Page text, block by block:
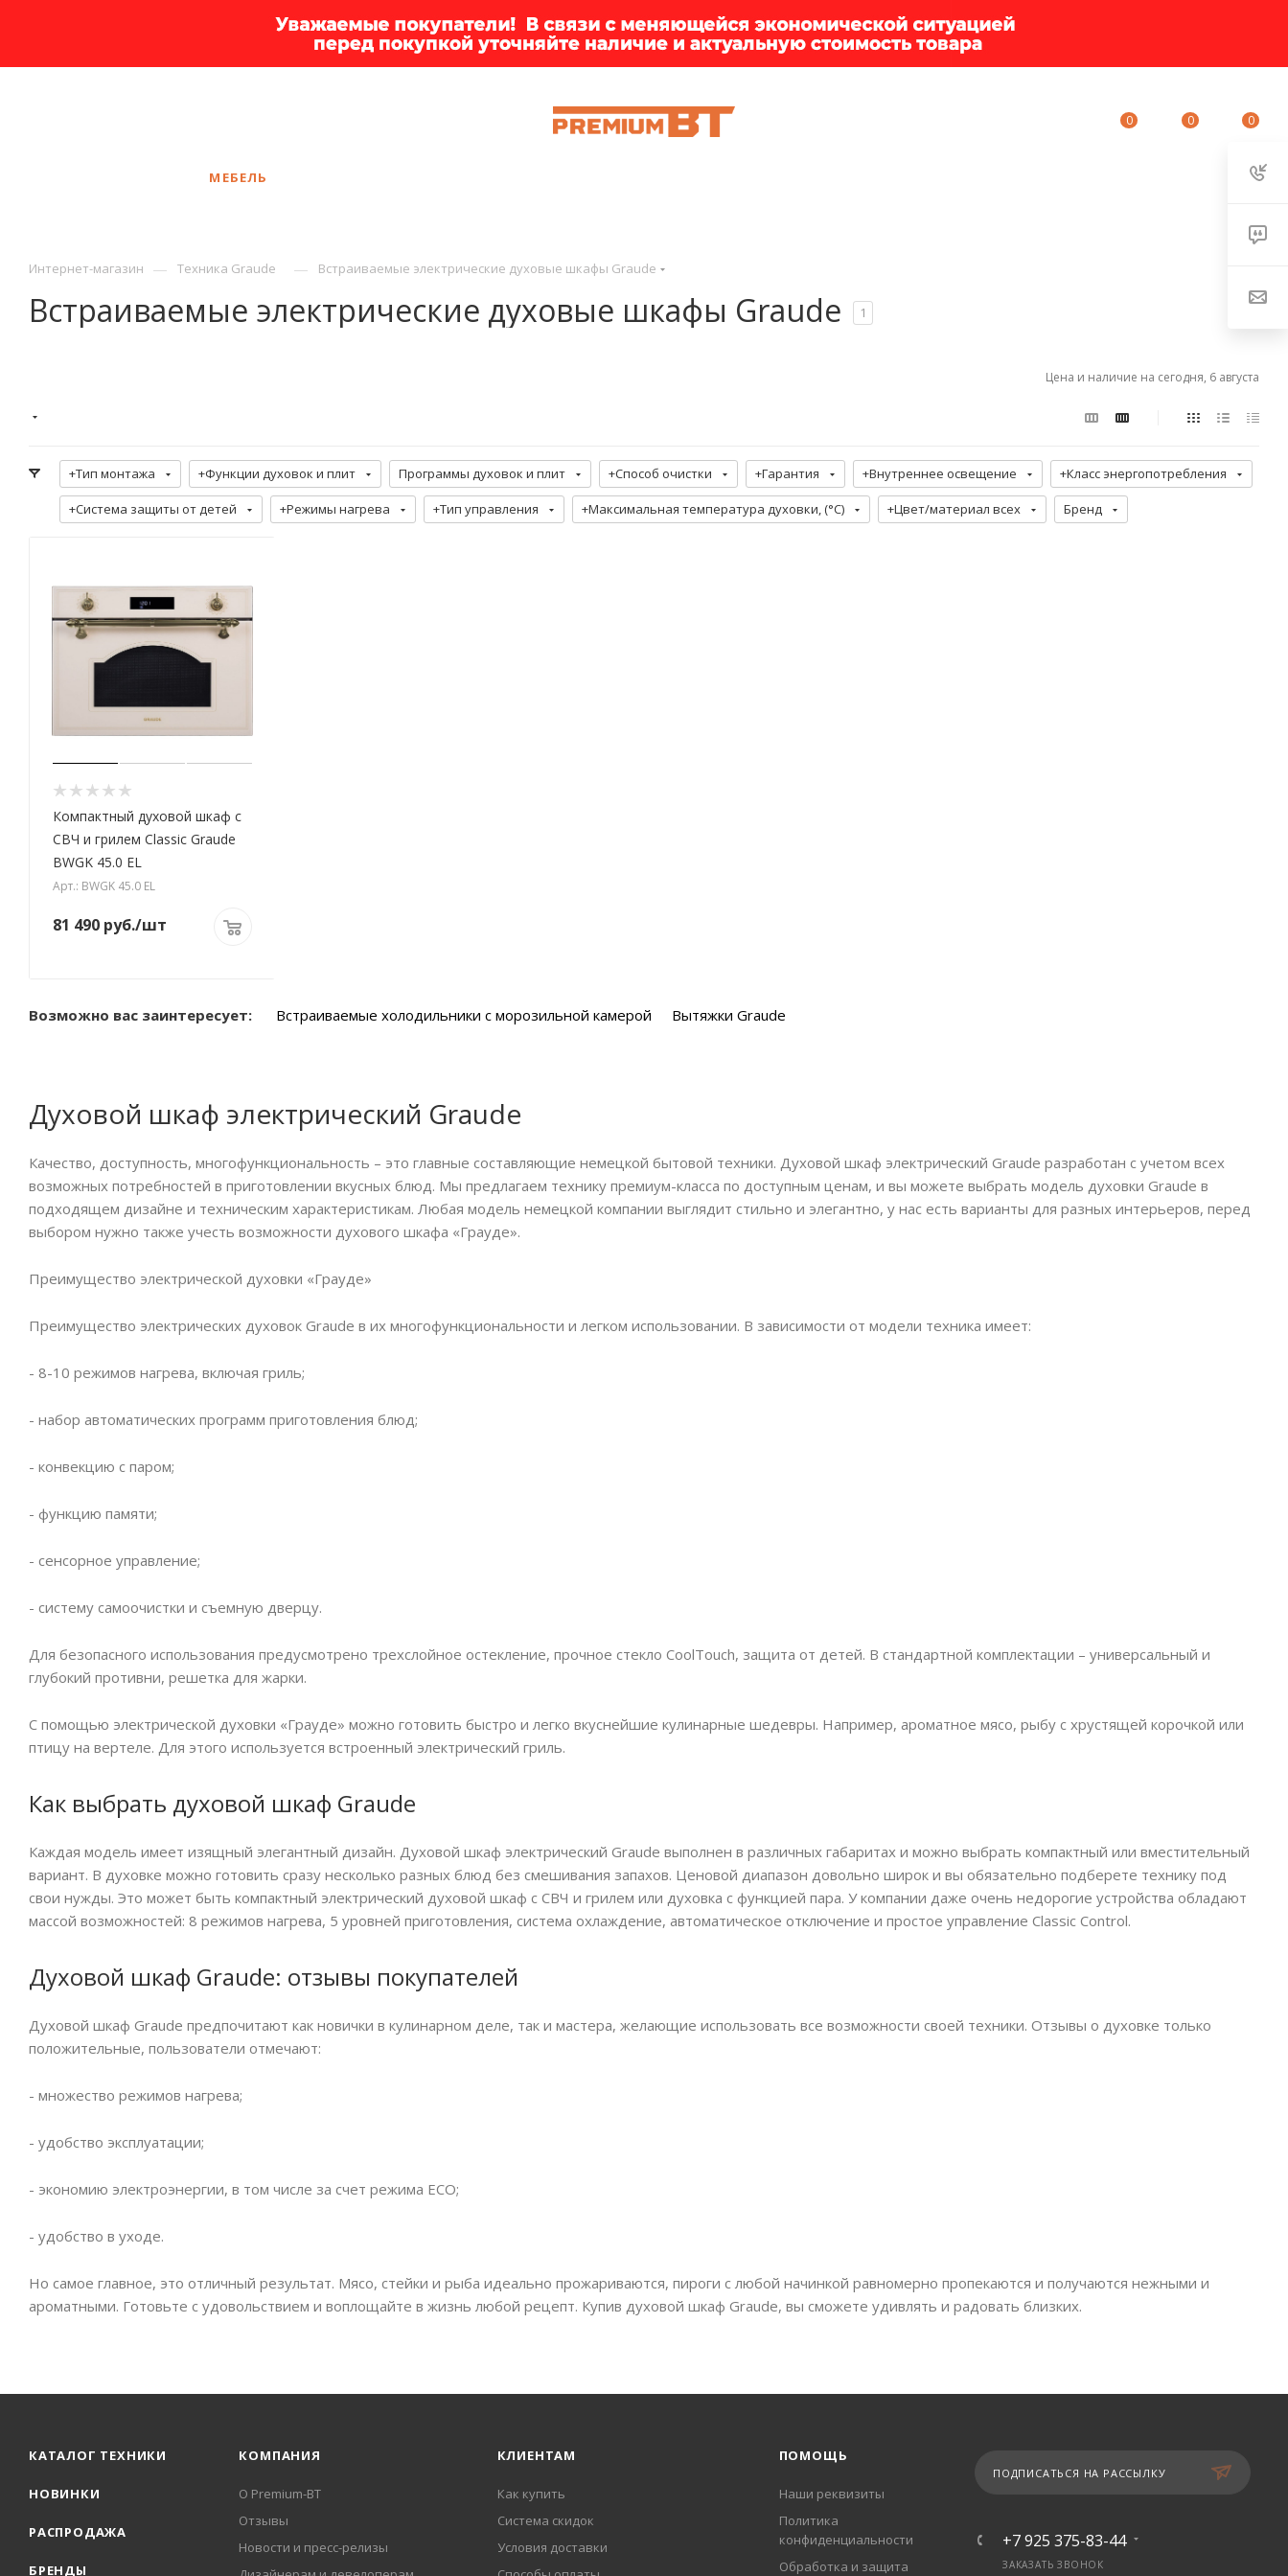
0 0 0
МЕБЕЛЬ
Интернет-магазин — Техника Graude — Встраиваемые электрические духовые шкафы Graude
Встраиваемые электрические духовые шкафы Graude 1
Цена и наличие на сегодня, 6 августа
+Тип монтажа +Функции духовок и плит Программы духовок и плит +Способ очистки +Гарантия +Внутреннее освещение +Класс энергопотребления
+Система защиты от детей +Режимы нагрева +Тип управления +Максимальная температура духовки, (°C) +Цвет/материал всех Бренд
Компактный духовой шкаф с
СВЧ и грилем Classic Graude
BWGK 45.0 EL
Арт.: BWGK 45.0 EL
81 490 руб./шт
Возможно вас заинтересует: Встраиваемые холодильники с морозильной камерой Вытяжки Graude
Духовой шкаф электрический Graude
Качество, доступность, многофункциональность – это главные составляющие немецкой бытовой техники. Духовой шкаф электрический Graude разработан с учетом всех
возможных потребностей в приготовлении вкусных блюд. Мы предлагаем технику премиум-класса по доступным ценам, и вы можете выбрать модель духовки Graude в
подходящем дизайне и техническим характеристикам. Любая модель немецкой компании выглядит стильно и элегантно, у нас есть варианты для разных интерьеров, перед
выбором нужно также учесть возможности духового шкафа «Грауде».
Преимущество электрической духовки «Грауде»
Преимущество электрических духовок Graude в их многофункциональности и легком использовании. В зависимости от модели техника имеет:
- 8-10 режимов нагрева, включая гриль;
- набор автоматических программ приготовления блюд;
- конвекцию с паром;
- функцию памяти;
- сенсорное управление;
- систему самоочистки и съемную дверцу.
Для безопасного использования предусмотрено трехслойное остекление, прочное стекло CoolTouch, защита от детей. В стандартной комплектации – универсальный и
глубокий противни, решетка для жарки.
С помощью электрической духовки «Грауде» можно готовить быстро и легко вкуснейшие кулинарные шедевры. Например, ароматное мясо, рыбу с хрустящей корочкой или
птицу на вертеле. Для этого используется встроенный электрический гриль.
Как выбрать духовой шкаф Graude
Каждая модель имеет изящный элегантный дизайн. Духовой шкаф электрический Graude выполнен в различных габаритах и можно выбрать компактный или вместительный
вариант. В духовке можно готовить сразу несколько разных блюд без смешивания запахов. Ценовой диапазон довольно широк и вы обязательно подберете технику под
свои нужды. Это может быть компактный электрический духовой шкаф с СВЧ и грилем или духовка с функцией пара. У компании даже очень недорогие устройства обладают
массой возможностей: 8 режимов нагрева, 5 уровней приготовления, система охлаждение, автоматическое отключение и простое управление Classic Control.
Духовой шкаф Graude: отзывы покупателей
Духовой шкаф Graude предпочитают как новички в кулинарном деле, так и мастера, желающие использовать все возможности своей техники. Отзывы о духовке только
положительные, пользователи отмечают:
- множество режимов нагрева;
- удобство эксплуатации;
- экономию электроэнергии, в том числе за счет режима ECO;
- удобство в уходе.
Но самое главное, это отличный результат. Мясо, стейки и рыба идеально прожариваются, пироги с любой начинкой равномерно пропекаются и получаются нежными и
ароматными. Готовьте с удовольствием и воплощайте в жизнь любой рецепт. Купив духовой шкаф Graude, вы сможете удивлять и радовать близких.
КАТАЛОГ ТЕХНИКИ
НОВИНКИ
РАСПРОДАЖА
БРЕНДЫ
КОМПАНИЯ
О Premium-BT
Отзывы
Новости и пресс-релизы
КЛИЕНТАМ
Как купить
Система скидок
Условия доставки
ПОМОЩЬ
Наши реквизиты
Политика
конфиденциальности
Обработка и защита
ПОДПИСАТЬСЯ НА РАССЫЛКУ
+7 925 375-83-44
ЗАКАЗАТЬ ЗВОНОК